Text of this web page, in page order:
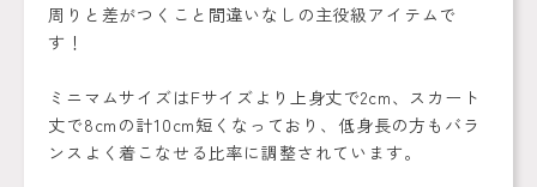
周りと差がつくこと間違いなしの主役級アイテムで
す！
ミニマムサイズはFサイズより上身丈で2cm、スカート
丈で8cmの計10cm短くなっており、低身長の方もバラ
ンスよく着こなせる比率に調整されています。